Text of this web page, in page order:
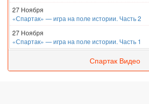
27 Ноября
«Спартак» — игра на поле истории. Часть 2
27 Ноября
«Спартак» — игра на поле истории. Часть 1
Спартак Видео